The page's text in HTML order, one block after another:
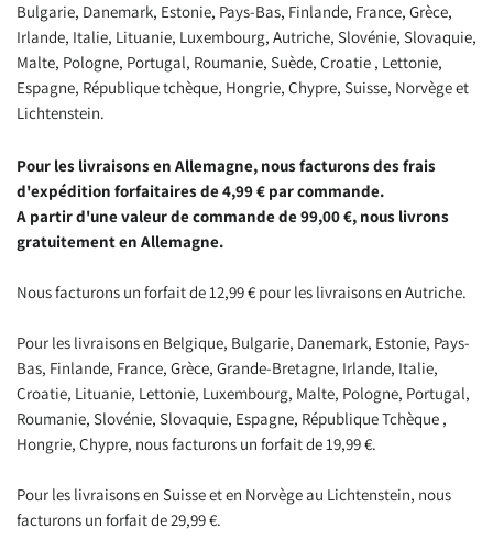
Bulgarie, Danemark, Estonie, Pays-Bas, Finlande, France, Grèce,
Irlande, Italie, Lituanie, Luxembourg, Autriche, Slovénie, Slovaquie,
Malte, Pologne, Portugal, Roumanie, Suède, Croatie , Lettonie,
Espagne, République tchèque, Hongrie, Chypre, Suisse, Norvège et
Lichtenstein.
Pour les livraisons en Allemagne, nous facturons des frais
d'expédition forfaitaires de 4,99 € par commande.
A partir d'une valeur de commande de 99,00 €, nous livrons
gratuitement en Allemagne.
Nous facturons un forfait de 12,99 € pour les livraisons en Autriche.
Pour les livraisons en Belgique, Bulgarie, Danemark, Estonie, Pays-
Bas, Finlande, France, Grèce, Grande-Bretagne, Irlande, Italie,
Croatie, Lituanie, Lettonie, Luxembourg, Malte, Pologne, Portugal,
Roumanie, Slovénie, Slovaquie, Espagne, République Tchèque ,
Hongrie, Chypre, nous facturons un forfait de 19,99 €.
Pour les livraisons en Suisse et en Norvège au Lichtenstein, nous
facturons un forfait de 29,99 €.